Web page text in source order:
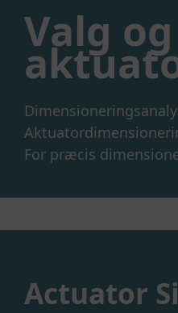
Valg
For præcis
Actuator